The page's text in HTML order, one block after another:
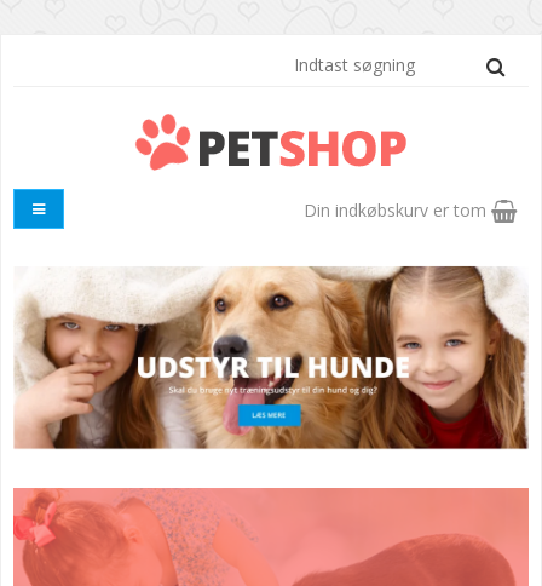
Din indkøbskurv er tom